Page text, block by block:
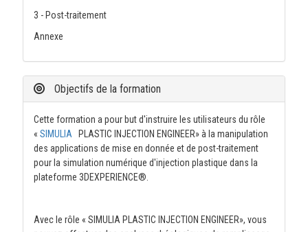
3 - Post-traitement
Annexe
Objectifs de la formation
Cette formation a pour but d'instruire les utilisateurs du rôle
« SIMULIA
PLASTIC INJECTION ENGINEER» à la manipulation
des applications de mise en donnée et de post-traitement
pour la simulation numérique d'injection plastique dans la
plateforme 3DEXPERIENCE®.
Avec le rôle « SIMULIA PLASTIC INJECTION ENGINEER», vous